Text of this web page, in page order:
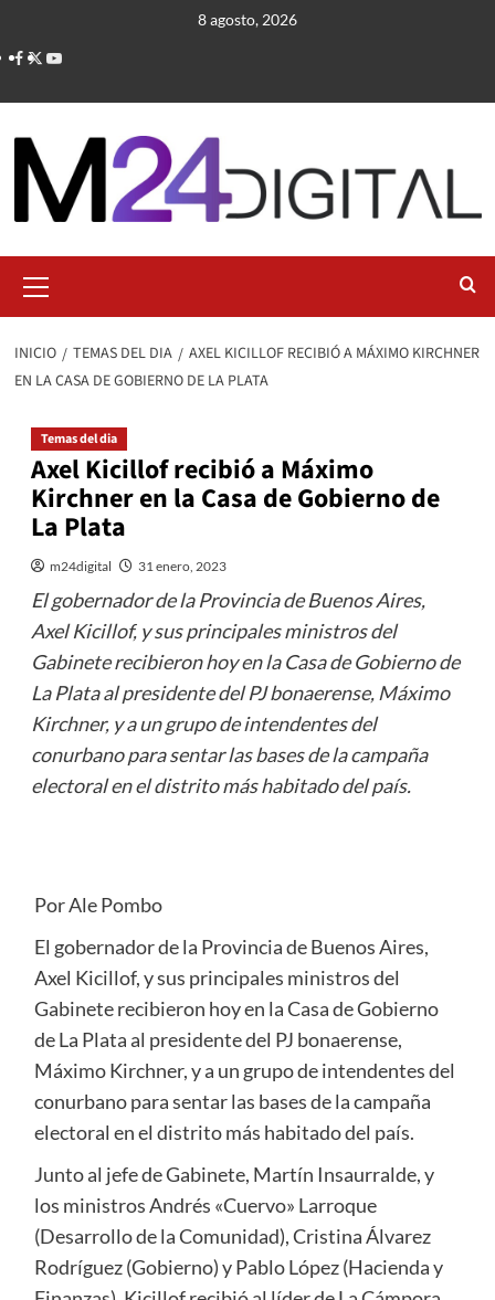
contenido
8 agosto, 2026
primario
INICIO TEMAS DEL DIA
AXEL KICILLOF RECIBIÓ A MÁXIMO KIRCHNER
EN LA CASA DE GOBIERNO DE LA PLATA
Temas del dia
Axel Kicillof recibió a Máximo
Kirchner en la Casa de Gobierno de
La Plata
m24digital 31 enero, 2023
El gobernador de la Provincia de Buenos Aires,
Axel Kicillof, y sus principales ministros del
Gabinete recibieron hoy en la Casa de Gobierno de
La Plata al presidente del PJ bonaerense, Máximo
Kirchner, y a un grupo de intendentes del
conurbano para sentar las bases de la campaña
electoral en el distrito más habitado del país.
Por Ale Pombo
El gobernador de la Provincia de Buenos Aires,
Axel Kicillof, y sus principales ministros del
Gabinete recibieron hoy en la Casa de Gobierno
de La Plata al presidente del PJ bonaerense,
Máximo Kirchner, y a un grupo de intendentes del
conurbano para sentar las bases de la campaña
electoral en el distrito más habitado del país.
Junto al jefe de Gabinete, Martín Insaurralde, y
los ministros Andrés «Cuervo» Larroque
(Desarrollo de la Comunidad), Cristina Álvarez
Rodríguez (Gobierno) y Pablo López (Hacienda y